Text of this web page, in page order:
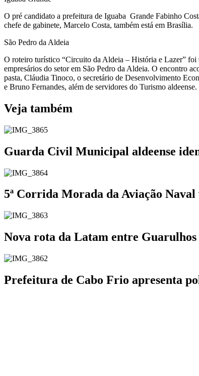
O pré candidato a prefeitura de Iguaba Grande Fabinho
chefe de gabinete, Marcelo Costa, também está em Brasília.
São Pedro da Aldeia
O roteiro turístico “Circuito da Aldeia – História e Lazer” foi
empresários do setor em São Pedro da Aldeia. O encontro
pasta, Cláudia Tinoco, o secretário de Desenvolvimento
e Bruno Fernandes, além de servidores do Turismo aldeense.
Veja também
Guarda Civil Municipal aldeense
5ª Corrida Morada da Aviação
Nova rota da Latam entre
Prefeitura de Cabo Frio apresenta